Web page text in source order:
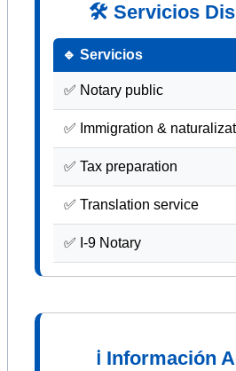
🛠 Servicios
🔹 Servicios
✅ Notary public
✅ Immigration &
✅ Tax preparation
✅ Translation service
✅ I-9 Notary
ℹ Información